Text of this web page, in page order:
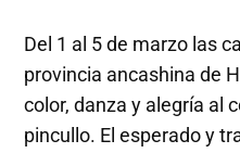
Del 1 al 5 de marzo las
provincia ancashina de
color, danza y alegría al
pincullo. El esperado y